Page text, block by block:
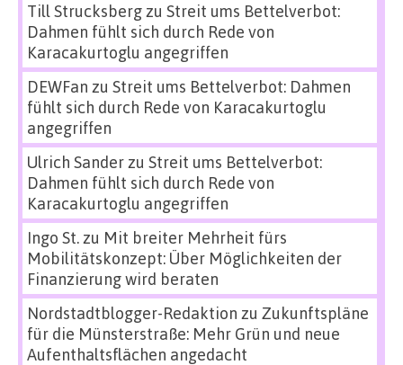
Till Strucksbergzu Streit ums Bettelverbot:
Dahmen fühlt sich durch Rede von
Karacakurtoglu angegriffen
DEWFan zu Streit ums Bettelverbot: Dahmen
fühlt sich durch Rede von Karacakurtoglu
angegriffen
Ulrich Sanderzu Streit ums Bettelverbot:
Dahmen fühlt sich durch Rede von
Karacakurtoglu angegriffen
Ingo St.zu Mit breiter Mehrheit fürs
Mobilitätskonzept: Über Möglichkeiten der
Finanzierung wird beraten
Nordstadtblogger-Redaktion zu Zukunftspläne
für die Münsterstraße: Mehr Grün und neue
Aufenthaltsflächen angedacht